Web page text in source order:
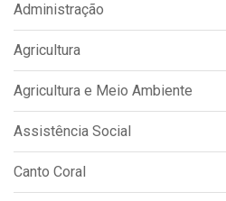
Administração
Agricultura
Agricultura e Meio Ambiente
Assistência Social
Canto Coral